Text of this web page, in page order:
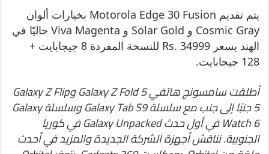
يتم تقديم Motorola Edge 30 Fusion بخيارات ألوان
Cosmic Gray و Solar Gold و Viva Magenta حاليًا في
الهند بسعر Rs. 34999 للنسخة المفردة 8 جيجابايت +
128 جيجابايت.
أطلقت سامسونج هاتفي Galaxy Z Fold 5 وGalaxy Z Flip
5 جنبًا إلى جنب مع سلسلة Galaxy Tab S9 وسلسلة Galaxy
Watch 6 في أول حدث Galaxy Unpacked في كوريا
الجنوبية. نناقش أجهزة الشركة الجديدة والمزيد في أحدث